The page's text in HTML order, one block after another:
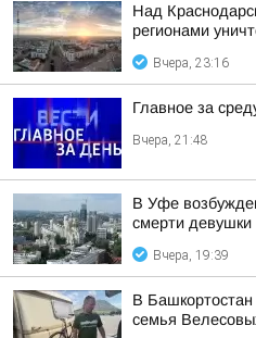
Над
регионами
Вчера, 23:16
Главное за
Вчера, 21:48
В Уфе
смерти
Вчера, 19:39
В
семья